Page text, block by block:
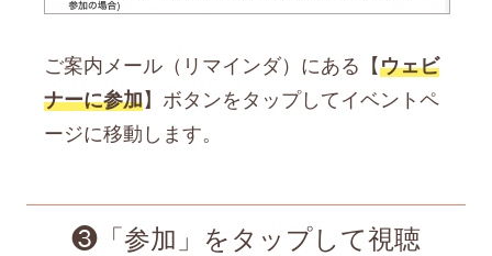
ご案内メール（リマインダ）にある【ウェビ
ナーに参加】ボタンをタップしてイベントペ
ージに移動します。
❸「参加」をタップして視聴